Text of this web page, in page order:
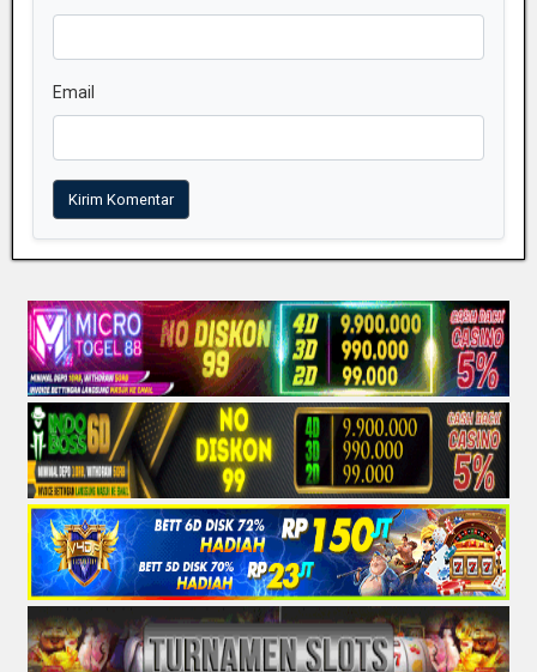
Email
Kirim Komentar